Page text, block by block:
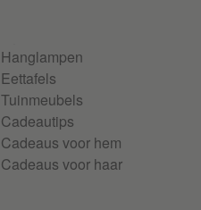
Hanglampen
Eettafels
Tuinmeubels
Cadeautips
Cadeaus voor hem
Cadeaus voor haar